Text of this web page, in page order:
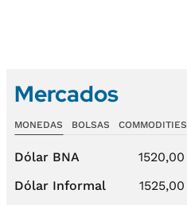
Mercados
MONEDAS BOLSAS COMMODITIES
Dólar BNA 1520,00
Dólar Informal
1525,00